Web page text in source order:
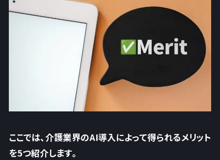
ここでは、介護業界のAI導入によって得られるメリット
を5つ紹介します。